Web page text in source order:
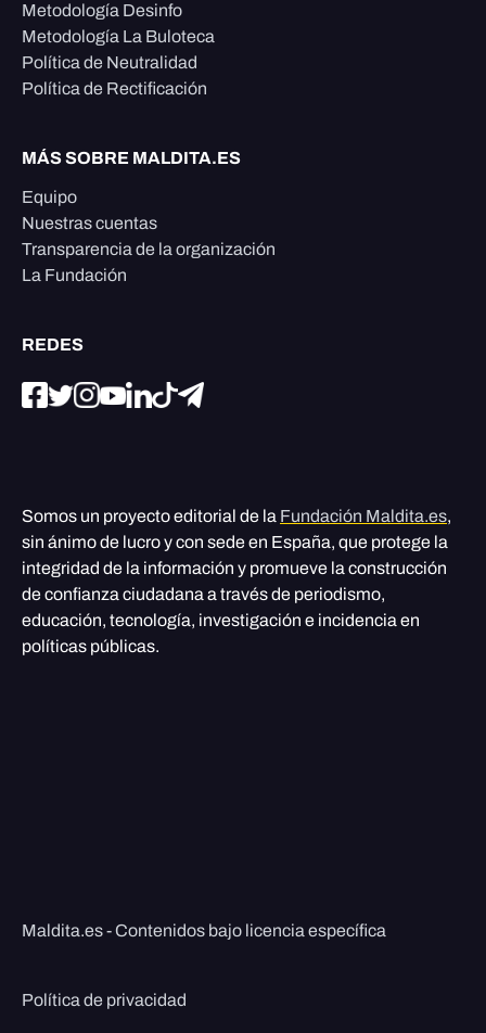
Metodología Desinfo
Metodología La Buloteca
Política de Neutralidad
Política de Rectificación
MÁS SOBRE MALDITA.ES
Equipo
Nuestras cuentas
Transparencia de la organización
La Fundación
REDES
Somos un proyecto editorial de la Fundación Maldita.es,
sin ánimo de lucro y con sede en España, que protege la
integridad de la información y promueve la construcción
de confianza ciudadana a través de periodismo,
educación, tecnología, investigación e incidencia en
políticas públicas.
Maldita.es - Contenidos bajo licencia específica
Política de privacidad